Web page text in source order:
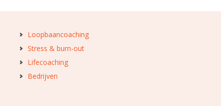
Loopbaancoaching
Stress & burn-out
Lifecoaching
Bedrijven